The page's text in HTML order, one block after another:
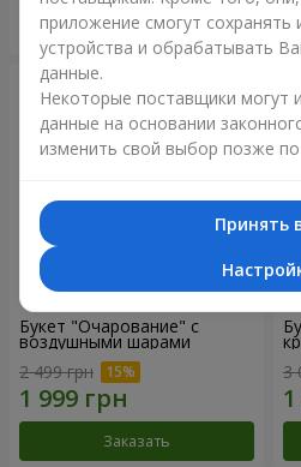
Заказать
Букет "Очарование" с
воздушными шарами
2 499 грн
Заказать
3
приложение смогут
устройства и обрабатывать
данные.
Некоторые поставщики могут
данные на основании
изменить свой выбор позже
Принять